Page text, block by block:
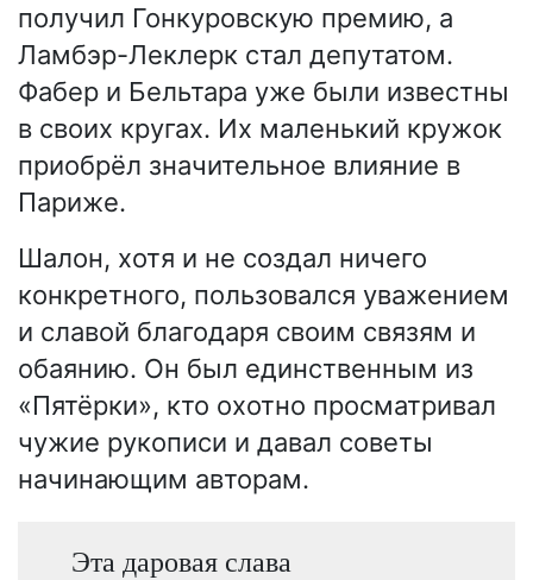
получил Гонкуровскую премию, а
Ламбэр-Леклерк стал депутатом.
Фабер и Бельтара уже были известны
в своих кругах. Их маленький кружок
приобрёл значительное влияние в
Париже.
Шалон, хотя и не создал ничего
конкретного, пользовался уважением
и славой благодаря своим связям и
обаянию. Он был единственным из
«Пятёрки», кто охотно просматривал
чужие рукописи и давал советы
начинающим авторам.
Эта даровая слава